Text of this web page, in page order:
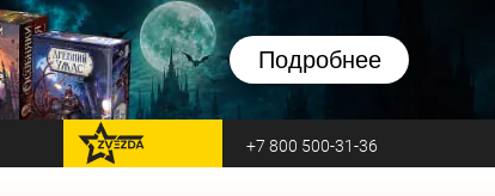
Подробнее
перейти на Zvezda +7 800 500-31-36